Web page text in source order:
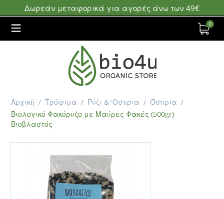
Δωρεάν μεταφορικά για αγορές άνω των 49€
0
Αρχική / Τρόφιμα / Ρύζι & 'Οσπρια / Όσπρια /
Βιολογικό Φακόρυζο με Μαύρες Φακές (500gr)
Βιοβλαστός